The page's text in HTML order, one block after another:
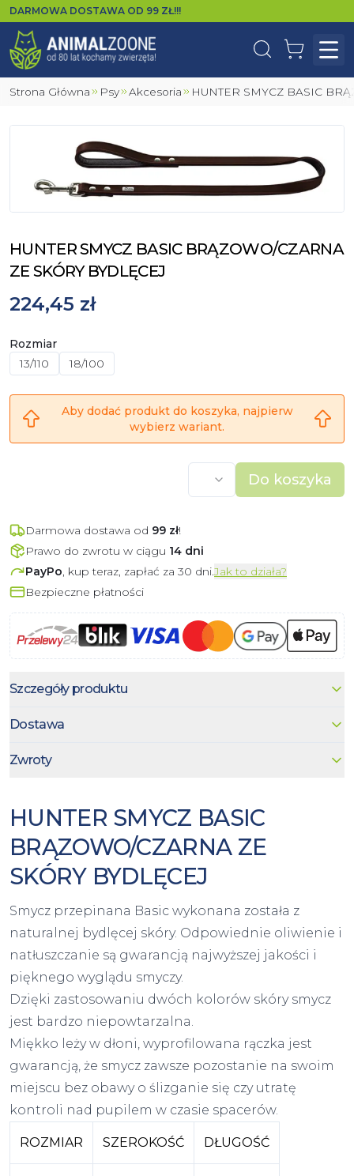
DARMOWA DOSTAWA OD 99 ZŁ!!!
WyszukajKoszyk
Strona Główna Psy Akcesoria HUNTER SMYCZ BASIC
HUNTER SMYCZ BASIC BRĄZOWO/CZARNA
ZE SKÓRY BYDLĘCEJ
224,45 zł
Rozmiar
13/110
18/100
Aby dodać produkt do koszyka, najpierw
wybierz wariant.
Do koszyka
Darmowa dostawa od 99 zł!
Prawo do zwrotu w ciągu 14 dni
PayPo, kup teraz, zapłać za 30 dni.Jak to działa?
Bezpieczne płatności
Szczegóły produktu
Dostawa
Zwroty
HUNTER SMYCZ BASIC
BRĄZOWO/CZARNA ZE
SKÓRY BYDLĘCEJ
Smycz przepinana Basic wykonana została z
naturalnej bydlęcej skóry. Odpowiednie oliwienie i
natłuszczanie są gwarancją najwyższej jakości i
pięknego wyglądu smyczy.
Dzięki zastosowaniu dwóch kolorów skóry smycz
jest bardzo niepowtarzalna.
Miękko leży w dłoni, wyprofilowana rączka jest
gwarancją, że smycz zawsze pozostanie na swoim
miejscu bez obawy o ślizganie się czy utratę
kontroli nad pupilem w czasie spacerów.
ROZMIAR SZEROKOŚĆ DŁUGOŚĆ